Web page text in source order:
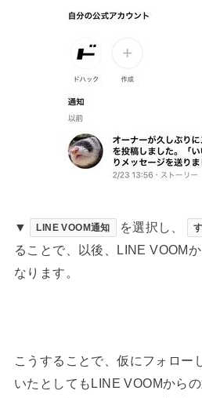
▼ LINE VOOM通知 を選択し、
ることで、以後、LINE VOOM
なります。
こうすることで、仮にフォロー
いたとしてもLINE VOOMから